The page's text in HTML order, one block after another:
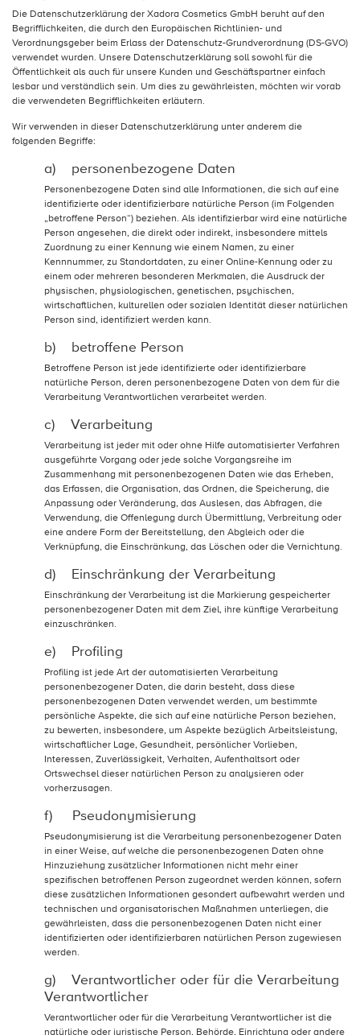
Die Datenschutzerklärung der Xadora Cosmetics GmbH beruht auf den
Begrifflichkeiten, die durch den Europäischen Richtlinien- und
Verordnungsgeber beim Erlass der Datenschutz-Grundverordnung (DS-GVO)
verwendet wurden. Unsere Datenschutzerklärung soll sowohl für die
Öffentlichkeit als auch für unsere Kunden und Geschäftspartner einfach
lesbar und verständlich sein. Um dies zu gewährleisten, möchten wir vorab
die verwendeten Begrifflichkeiten erläutern.
Wir verwenden in dieser Datenschutzerklärung unter anderem die
folgenden Begriffe:
a) personenbezogene Daten
Personenbezogene Daten sind alle Informationen, die sich auf eine
identifizierte oder identifizierbare natürliche Person (im Folgenden
„betroffene Person“) beziehen. Als identifizierbar wird eine natürliche
Person angesehen, die direkt oder indirekt, insbesondere mittels
Zuordnung zu einer Kennung wie einem Namen, zu einer
Kennnummer, zu Standortdaten, zu einer Online-Kennung oder zu
einem oder mehreren besonderen Merkmalen, die Ausdruck der
physischen, physiologischen, genetischen, psychischen,
wirtschaftlichen, kulturellen oder sozialen Identität dieser natürlichen
Person sind, identifiziert werden kann.
b) betroffene Person
Betroffene Person ist jede identifizierte oder identifizierbare
natürliche Person, deren personenbezogene Daten von dem für die
Verarbeitung Verantwortlichen verarbeitet werden.
c) Verarbeitung
Verarbeitung ist jeder mit oder ohne Hilfe automatisierter Verfahren
ausgeführte Vorgang oder jede solche Vorgangsreihe im
Zusammenhang mit personenbezogenen Daten wie das Erheben,
das Erfassen, die Organisation, das Ordnen, die Speicherung, die
Anpassung oder Veränderung, das Auslesen, das Abfragen, die
Verwendung, die Offenlegung durch Übermittlung, Verbreitung oder
eine andere Form der Bereitstellung, den Abgleich oder die
Verknüpfung, die Einschränkung, das Löschen oder die Vernichtung.
d) Einschränkung der Verarbeitung
Einschränkung der Verarbeitung ist die Markierung gespeicherter
personenbezogener Daten mit dem Ziel, ihre künftige Verarbeitung
einzuschränken.
e) Profiling
Profiling ist jede Art der automatisierten Verarbeitung
personenbezogener Daten, die darin besteht, dass diese
personenbezogenen Daten verwendet werden, um bestimmte
persönliche Aspekte, die sich auf eine natürliche Person beziehen,
zu bewerten, insbesondere, um Aspekte bezüglich Arbeitsleistung,
wirtschaftlicher Lage, Gesundheit, persönlicher Vorlieben,
Interessen, Zuverlässigkeit, Verhalten, Aufenthaltsort oder
Ortswechsel dieser natürlichen Person zu analysieren oder
vorherzusagen.
f) Pseudonymisierung
Pseudonymisierung ist die Verarbeitung personenbezogener Daten
in einer Weise, auf welche die personenbezogenen Daten ohne
Hinzuziehung zusätzlicher Informationen nicht mehr einer
spezifischen betroffenen Person zugeordnet werden können, sofern
diese zusätzlichen Informationen gesondert aufbewahrt werden und
technischen und organisatorischen Maßnahmen unterliegen, die
gewährleisten, dass die personenbezogenen Daten nicht einer
identifizierten oder identifizierbaren natürlichen Person zugewiesen
werden.
g) Verantwortlicher oder für die Verarbeitung
Verantwortlicher
Verantwortlicher oder für die Verarbeitung Verantwortlicher ist die
natürliche oder juristische Person, Behörde, Einrichtung oder andere